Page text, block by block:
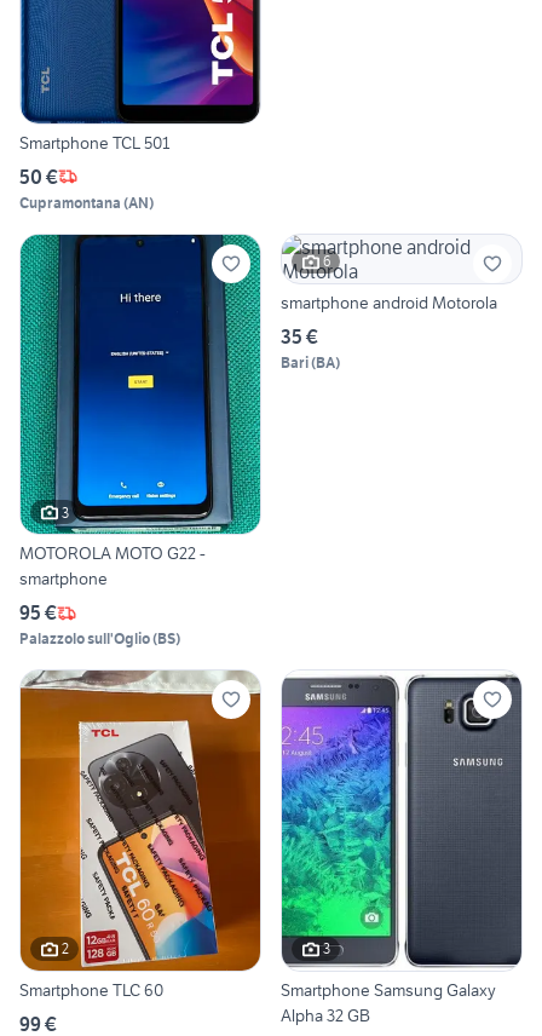
Smartphone TCL 501
50 €
Cupramontana (AN)
3
MOTOROLA MOTO G22 -
smartphone
95 €
Palazzolo sull'Oglio(BS)
6
smartphone android Motorola
35 €
Bari(BA)
2
Smartphone TLC 60
99 €
3
Smartphone Samsung Galaxy
Alpha 32 GB